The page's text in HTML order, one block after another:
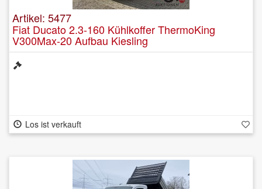
Artikel: 5477
Fiat Ducato 2.3-160 Kühlkoffer ThermoKing
V300Max-20 Aufbau Kiesling
Los ist verkauft